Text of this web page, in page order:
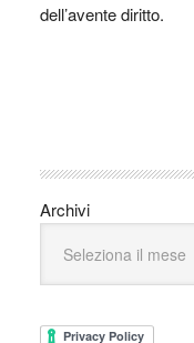
dell’avente diritto.
Archivi